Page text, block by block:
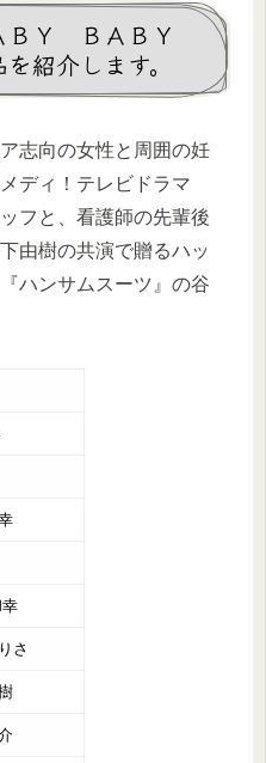
ＢＹ ＢＡＢＹ
紹介します。
志向の女性と周囲の妊
ディ！テレビドラマ
フと、看護師の先輩後
由樹の共演で贈るハッ
ハンサムスーツ』の谷
本
さ